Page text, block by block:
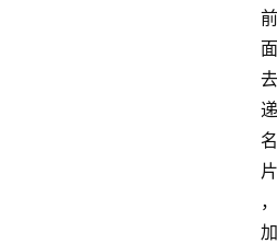
前
面
去
递
名
片
，
加